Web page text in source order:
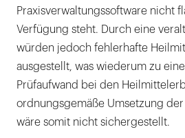
Praxisverwaltungssoftware nicht
Verfügung steht. Durch eine
würden jedoch fehlerhafte
ausgestellt, was wiederum zu
Prüfaufwand bei den
ordnungsgemäße Umsetzung
wäre somit nicht sichergestellt.